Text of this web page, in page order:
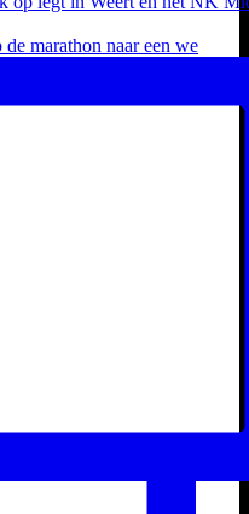
marathon naar een we